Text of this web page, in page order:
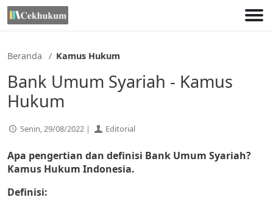
Lewati
ke
Beranda Kamus Hukum
Bank Umum Syariah - Kamus
Hukum
Senin, 29/08/2022 | Editorial
Apa pengertian dan definisi Bank Umum Syariah?
Kamus Hukum Indonesia.
Definisi: